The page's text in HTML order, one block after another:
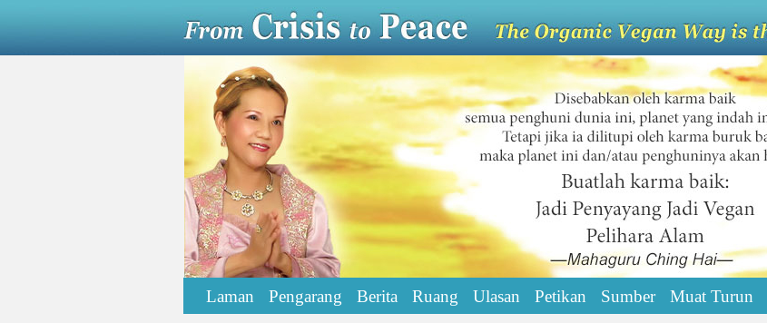
Laman Pengarang Berita Ruang Ulasan Petikan Sumber Muat Turun